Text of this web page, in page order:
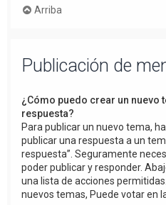
Arriba
Publicación de
¿Cómo puedo crear un nuevo
respuesta?
Para publicar un nuevo tema,
publicar una respuesta a un
respuesta”. Seguramente
poder publicar y responder.
una lista de acciones
nuevos temas, Puede votar en